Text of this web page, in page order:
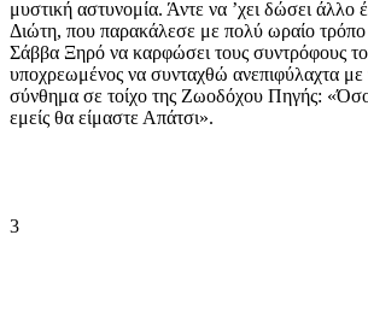
μυστική αστυνομία. Άντε να ʼχει δώσει άλλο
Διώτη, που παρακάλεσε με πολύ ωραίο τρόπο
Σάββα Ξηρό να καρφώσει τους συντρόφους
υποχρεωμένος να συνταχθώ ανεπιφύλαχτα με
σύνθημα σε τοίχο της Ζωοδόχου Πηγής:
εμείς θα είμαστε Απάτσι».
3